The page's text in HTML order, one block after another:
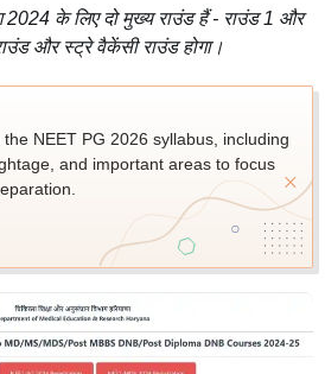
2024 के लिए दो मुख्य राउंड हैं - राउंड 1 और
और स्ट्रे वैकेंसी राउंड होगा।
NEET PG 2026 syllabus, including
and important areas to focus